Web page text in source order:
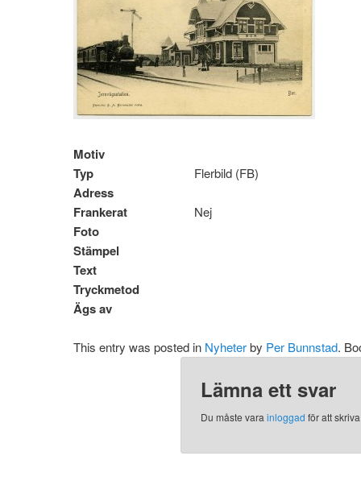
Motiv
Typ
Flerbild (FB)
Adress
Frankerat
Nej
Foto
Stämpel
Text
Tryckmetod
Ägs av
This entry was posted in Nyheterby Per Bunnstad.
Lämna ett svar
Du måste varainloggad för att